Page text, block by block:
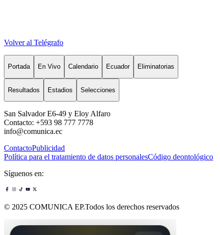
Volver al Telégrafo
Portada En Vivo Calendario Ecuador Eliminatorias
Resultados Estadios Selecciones
San Salvador E6-49 y Eloy Alfaro
Contacto: +593 98 777 7778
info@comunica.ec
ContactoPublicidad
Política para el tratamiento de datos personalesCódigo deontológico
Síguenos en:
© 2025 COMUNICA EP.Todos los derechos reservados